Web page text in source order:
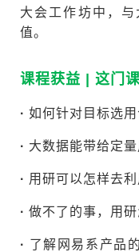
大会工作坊中，
值。
课程获益 | 这门
· 如何针对目标选
· 大数据能带给定
· 用研可以怎样去
· 做不了的事，用研
· 了解网易系产品